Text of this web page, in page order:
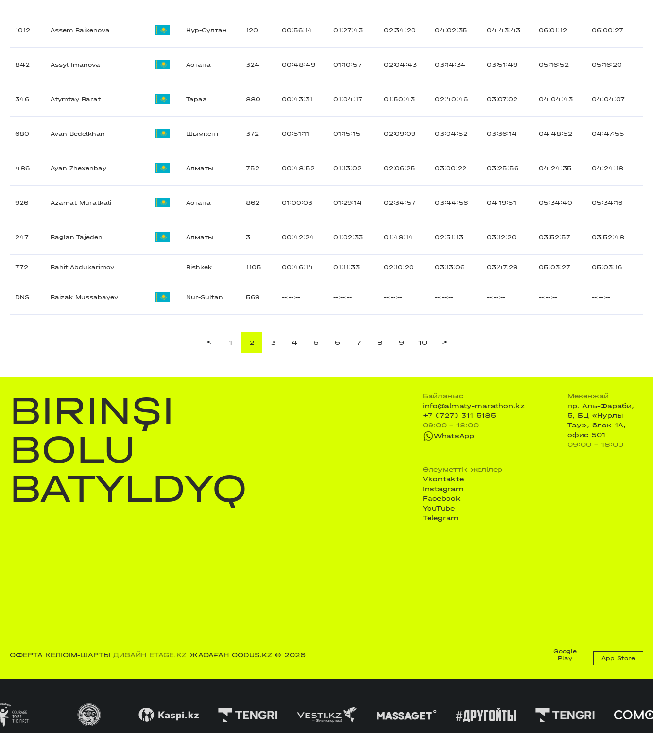
1012 Assem Baikenova Нур-Султан 120 00:56:14 01:27:43 02:34:20 04:02:35 04:43:43 06:01:12 06:00:27
842 Assyl Imanova Астана 324 00:48:49 01:10:57 02:04:43 03:14:34 03:51:49 05:16:52 05:16:20
346 Atymtay Barat Тараз 880 00:43:31 01:04:17 01:50:43 02:40:46 03:07:02 04:04:43 04:04:07
680 Ayan Bedelkhan Шымкент 372 00:51:11 01:15:15 02:09:09 03:04:52 03:36:14 04:48:52 04:47:55
486 Ayan Zhexenbay Алматы 752 00:48:52 01:13:02 02:06:25 03:00:22 03:25:56 04:24:35 04:24:18
926 Azamat Muratkali Астана 862 01:00:03 01:29:14 02:34:57 03:44:56 04:19:51 05:34:40 05:34:16
247 Baglan Tajeden Алматы 3 00:42:24 01:02:33 01:49:14 02:51:13 03:12:20 03:52:57 03:52:48
772 Bahit Abdukarimov Bishkek 1105 00:46:14 01:11:33 02:10:20 03:13:06 03:47:29 05:03:27 05:03:16
DNS Baizak Mussabayev Nur-Sultan 569 --:--:-- --:--:-- --:--:-- --:--:-- --:--:-- --:--:-- --:--:--
< 1 2 3 4 5 6 7 8 9 10 >
BIRINŞI
BOLU
BATYLDYQ
Байланыс
info@almaty-marathon.kz
+7 (727) 311 5185
09:00 - 18:00
WhatsApp
Мекенжай
пр. Аль-Фараби,
5, БЦ «Нурлы
Тау», блок 1А,
офис 501
09:00 - 18:00
Әлеуметтік желілер
Vkontakte
Instagram
Facebook
YouTube
Telegram
ОФЕРТА КЕЛІСІМ-ШАРТЫ ДИЗАЙН ETAGE.KZ ЖАСАҒАН CODUS.KZ © 2026
Google
Play
App Store